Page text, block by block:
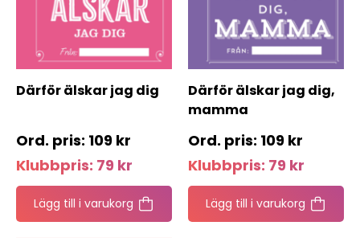
Därför älskar jag dig
109 kr
Klubbpris: 79 kr
Lägg till i varukorg
Därför älskar jag dig,
mamma
109 kr
Klubbpris: 79 kr
Lägg till i varukorg